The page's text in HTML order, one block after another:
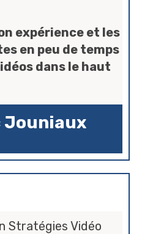
expérience et les
en peu de temps
dans le haut
Jouniaux
Stratégies Vidéo